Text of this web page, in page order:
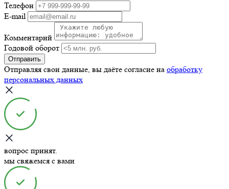
Телефон
E-mail
Комментарий
Годовой оборот
Отправить
Отправляя свои данные, вы даёте согласие на обработку
персональных данных
вопрос принят.
мы свяжемся с вами